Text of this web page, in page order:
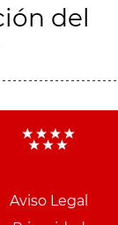
del
Aviso Legal